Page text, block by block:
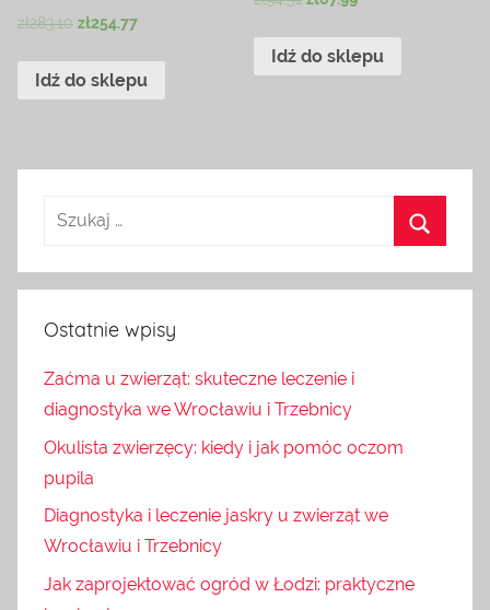
zł283.10 zł254.77
Idź do sklepu
Idź do sklepu
Ostatnie wpisy
Zaćma u zwierząt: skuteczne leczenie i
diagnostyka we Wrocławiu i Trzebnicy
Okulista zwierzęcy: kiedy i jak pomóc oczom
pupila
Diagnostyka i leczenie jaskry u zwierząt we
Wrocławiu i Trzebnicy
Jak zaprojektować ogród w Łodzi: praktyczne